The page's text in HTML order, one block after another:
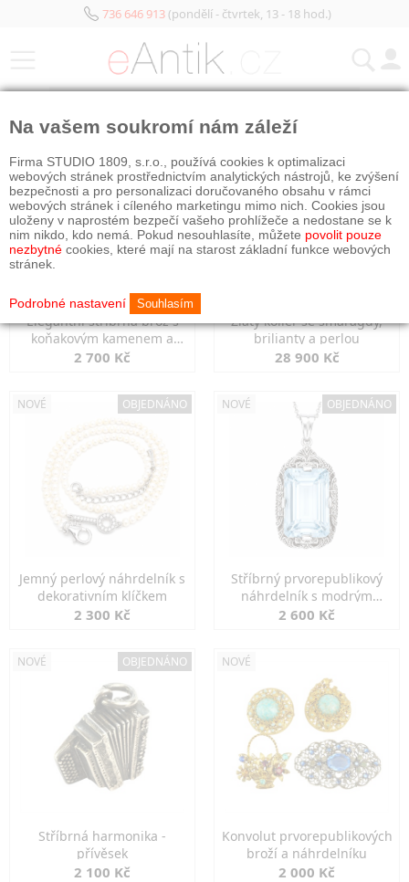
736 646 913(pondělí - čtvrtek, 13 - 18 hod.)
Elegantní stříbrná brož s
koňakovým kamenem a
markazity
2 700 Kč
Zlatý kolier se smaragdy,
brilianty a perlou
28 900 Kč
NOVÉ OBJEDNÁNO
Jemný perlový náhrdelník s
dekorativním klíčkem
2 300 Kč
NOVÉ OBJEDNÁNO
Stříbrný prvorepublikový
náhrdelník s modrým
spinelem
2 600 Kč
NOVÉ OBJEDNÁNO
Stříbrná harmonika -
přívěsek
2 100 Kč
NOVÉ
Konvolut prvorepublikových
broží a náhrdelníku
2 000 Kč
Na vašem soukromí nám záleží
Firma STUDIO 1809, s.r.o., používá cookies k optimalizaci
webových stránek prostřednictvím analytických nástrojů, ke zvýšení
bezpečnosti a pro personalizaci doručovaného obsahu v rámci
webových stránek i cíleného marketingu mimo nich. Cookies jsou
uloženy v naprostém bezpečí vašeho prohlížeče a nedostane se k
nim nikdo, kdo nemá. Pokud nesouhlasíte, můžete povolit pouze
nezbytné cookies, které mají na starost základní funkce webových
stránek.
Podrobné nastavení Souhlasím